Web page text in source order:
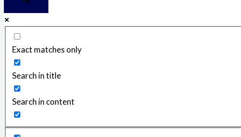
Exact matches only
Search in title
Search in content